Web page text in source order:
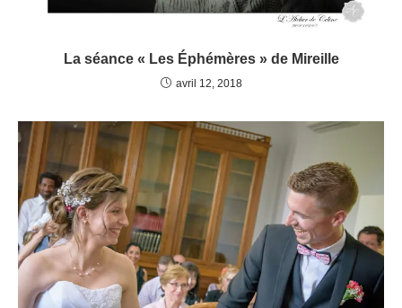
La séance « Les Éphémères » de Mireille
avril 12, 2018